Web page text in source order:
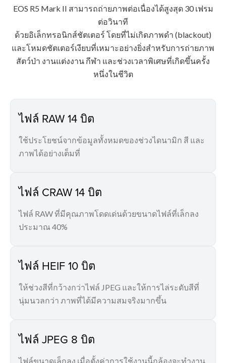
EOS R5 Mark II สามารถถ่ายภาพต่อเนื่องได้สูงสุด 30 เฟรม
ต่อวินาที
ด้วยอิเล็กทรอนิกส์ชัตเตอร์ โดยที่ไม่เกิดภาพดำ (blackout)
และโหมดชัตเตอร์เงียบที่เหมาะอย่างยิ่งสำหรับการถ่ายภาพ
สัตว์ป่า งานแต่งงาน กีฬา และช่วงเวลาพิเศษที่เกิดขึ้นครั้ง
หนึ่งในชีวิต
ไฟล์ RAW 14 บิต
ใช้ประโยชน์จากข้อมูลทั้งหมดของช่วงไดนามิก สี และ
ภาพได้อย่างเต็มที่
ไฟล์ CRAW 14 บิต
ไฟล์ RAW ที่มีคุณภาพโดดเด่นด้วยขนาดไฟล์ที่เล็กลง
ประมาณ 40%
ไฟล์ HEIF 10 บิต
ให้ช่วงสีที่กว้างกว่าไฟล์ JPEG และให้การไล่ระดับสีที่
นุ่มนวลกว่า ภาพที่ได้มีความสมจริงมากขึ้น
ไฟล์ JPEG 8 บิต
ไฟล์ขนาดเล็กลง เมื่อตั้งค่าการใช้งานนี้กล้องจะทำงาน